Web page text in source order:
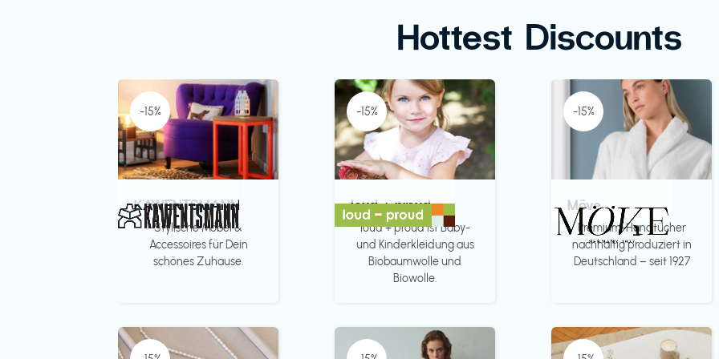
Hottest Discounts
-15%
KAWENTSMANN
Stylische Möbel &
Accessoires für Dein
schönes Zuhause.
-15%
loud + proud
loud + proud ist Baby-
und Kinderkleidung aus
Biobaumwolle und
Biowolle.
-15%
Möve
Premium-Handtücher
nachhaltig produziert in
Deutschland – seit 1927